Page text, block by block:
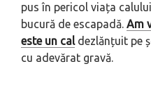
pus în pericol viața
bucură de escapadă. Am
este un caldezlănțuit pe
cu adevărat gravă.